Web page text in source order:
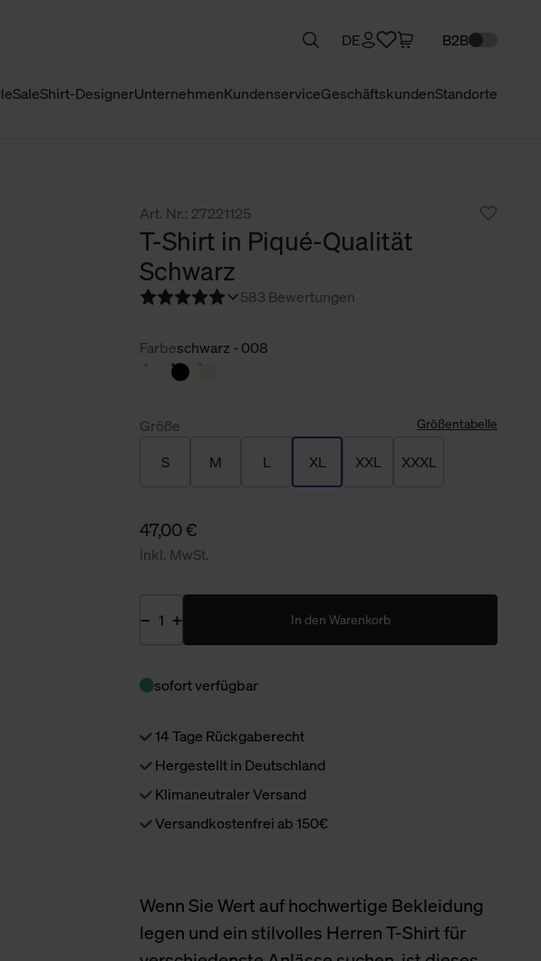
SaleShirt-DesignerUnternehmenKundenserviceGeschäftskundenStandorte
DE B2B
Art. Nr.: 27221125
T-Shirt in Piqué-Qualität
Schwarz
583 Bewertungen
Farbeschwarz - 008
Größe Größentabelle
S M L XL XXL XXXL
47,00 €
inkl. MwSt.
In den Warenkorb
sofort verfügbar
14 Tage Rückgaberecht
Hergestellt in Deutschland
Klimaneutraler Versand
Versandkostenfrei ab 150€
Wenn Sie Wert auf hochwertige Bekleidung
legen und ein stilvolles Herren T-Shirt für